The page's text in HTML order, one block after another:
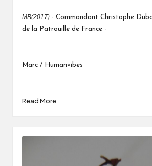
MB(2017) - Commandant Christophe
de la Patrouille de France -
Marc / Humanvibes
Read More